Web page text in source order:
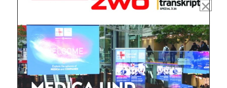
Mit dem |transkript-Newsletter
jede Woche aktuell informiert.